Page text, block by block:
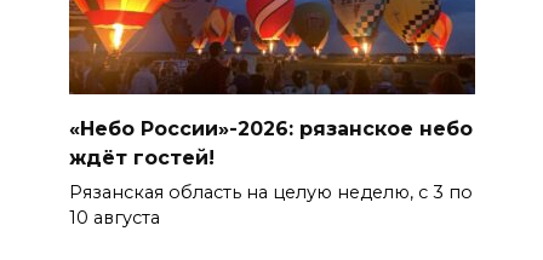
«Небо России»-2026: рязанское небо
ждёт гостей!
Рязанская область на целую неделю, с 3 по
10 августа